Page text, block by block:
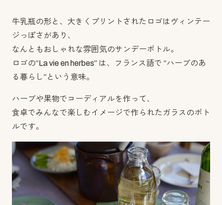
牛乳瓶の形と、大きくプリントされたロゴはヴィンテー
ジっぽさがあり、
なんともおしゃれな雰囲気のサンデーボトル。
ロゴの‘‘La vie en herbes” は、フランス語で ‘‘ハーブのあ
る暮らし”という意味。
ハーブや果物でコーディアルを作って、
食卓でみんなで楽しむイメージで作られたガラスのボト
ルです。